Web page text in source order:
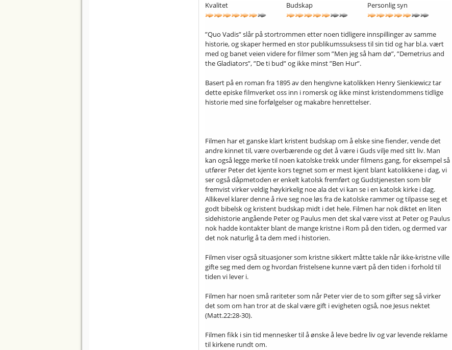
Kvalitet Budskap Personlig syn
”Quo Vadis” slår på stortrommen etter noen tidligere innspillinger av samme
historie, og skaper hermed en stor publikumssuksess til sin tid og har bl.a. vært
med og banet veien videre for filmer som ”Men jeg så ham dø”, ”Demetrius and
the Gladiators”, ”De ti bud” og ikke minst ”Ben Hur”.
Basert på en roman fra 1895 av den hengivne katolikken Henry Sienkiewicz tar
dette episke filmverket oss inn i romersk og ikke minst kristendommens tidlige
historie med sine forfølgelser og makabre henrettelser.
Filmen har et ganske klart kristent budskap om å elske sine fiender, vende det
andre kinnet til, være overbærende og det å være i Guds vilje med sitt liv. Man
kan også legge merke til noen katolske trekk under filmens gang, for eksempel så
utfører Peter det kjente kors tegnet som er mest kjent blant katolikkene i dag, vi
ser også dåpmetoden er enkelt katolsk fremført og Gudstjenesten som blir
fremvist virker veldig høykirkelig noe ala det vi kan se i en katolsk kirke i dag.
Allikevel klarer denne å rive seg noe løs fra de katolske rammer og tilpasse seg et
godt bibelsk og kristent budskap midt i det hele. Filmen har nok diktet en liten
sidehistorie angående Peter og Paulus men det skal være visst at Peter og Paulus
nok hadde kontakter blant de mange kristne i Rom på den tiden, og dermed var
det nok naturlig å ta dem med i historien.
Filmen viser også situasjoner som kristne sikkert måtte takle når ikke-kristne ville
gifte seg med dem og hvordan fristelsene kunne vært på den tiden i forhold til
tiden vi lever i.
Filmen har noen små rariteter som når Peter vier de to som gifter seg så virker
det som om han tror at de skal være gift i evigheten også, noe Jesus nektet
(Matt.22:28-30).
Filmen fikk i sin tid mennesker til å ønske å leve bedre liv og var levende reklame
til kirkene rundt om.